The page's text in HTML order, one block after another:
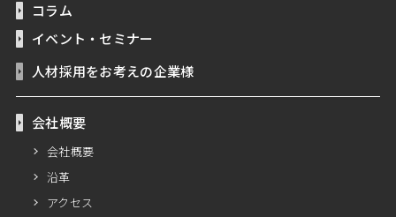
コラム
イベント・セミナー
人材採用をお考えの企業様
会社概要
会社概要
沿革
アクセス